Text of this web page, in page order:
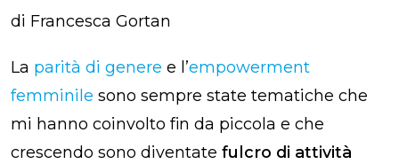
di Francesca Gortan
La parità di genere e l’empowerment
femminile sono sempre state tematiche che
mi hanno coinvolto fin da piccola e che
crescendo sono diventate fulcro di attività